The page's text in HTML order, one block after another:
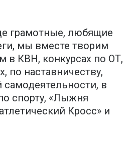
грамотные, любящие
мы вместе творим
в КВН, конкурсах по ОТ,
по наставничеству,
в
спорту, «Лыжня
Кросс» и